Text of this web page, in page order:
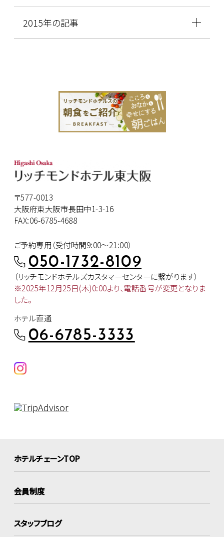
2015年の記事
〒577-0013
大阪府東大阪市長田中1-3-16
FAX:06-6785-4688
ご予約専用（受付時間9:00～21:00）
050-1732-8109
（リッチモンドホテルズカスタマーセンターに繋がります）
※2025年12月25日(木)0:00より、電話番号が変更となりま
した。
ホテル直通
06-6785-3333
ホテルチェーンTOP
会員制度
スタッフブログ